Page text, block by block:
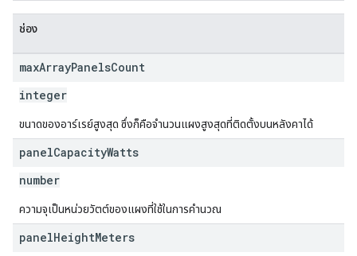
ช่อง
maxArrayPanelsCount
integer
ขนาดของอาร์เรย์สูงสุด ซึ่งก็คือจำนวนแผงสูงสุดที่ติดตั้งบนหลังคาได้
panelCapacityWatts
number
ความจุเป็นหน่วยวัตต์ของแผงที่ใช้ในการคำนวณ
panelHeightMeters